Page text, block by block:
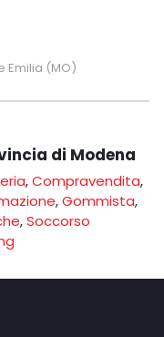
Emilia (MO)
di Modena
,Compravendita,
,Gommista,
,Soccorso